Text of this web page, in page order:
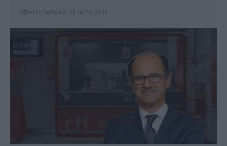
Alberto Teixeira, 25 Julho 2019